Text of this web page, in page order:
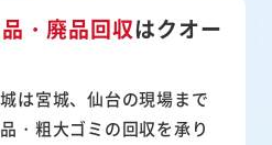
・廃品回収はクオー
は宮城、仙台の現場まで
・粗大ゴミの回収を承り